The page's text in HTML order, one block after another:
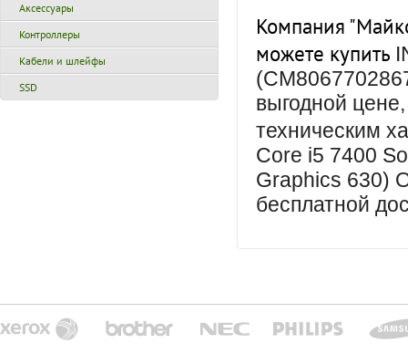
Аксессуары
Контроллеры
Кабели и шлейфы
SSD
Компания
можете купить
выгодной
техническим
Core i5 7400
Graphics 630)
бесплатной